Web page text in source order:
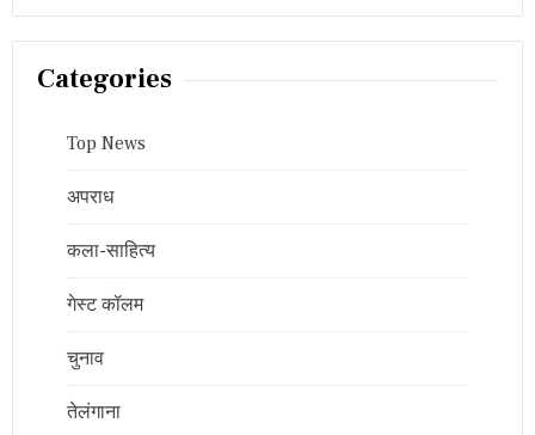
Categories
Top News
अपराध
कला-साहित्य
गेस्ट कॉलम
चुनाव
तेलंगाना